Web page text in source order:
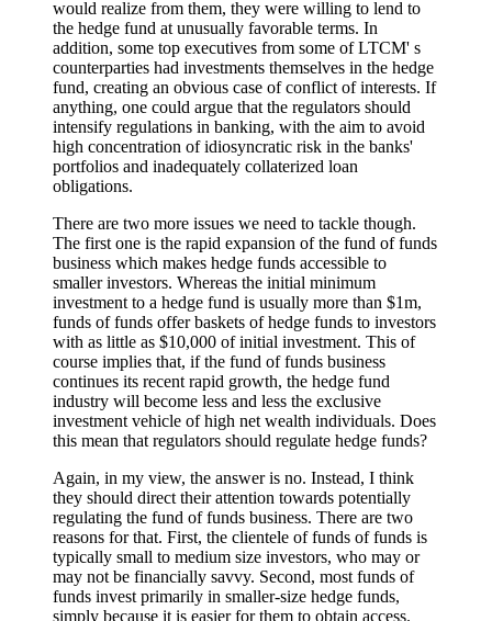
would realize from them, they were willing to lend to
the hedge fund at unusually favorable terms. In
addition, some top executives from some of LTCM' s
counterparties had investments themselves in the hedge
fund, creating an obvious case of conflict of interests. If
anything, one could argue that the regulators should
intensify regulations in banking, with the aim to avoid
high concentration of idiosyncratic risk in the banks'
portfolios and inadequately collaterized loan
obligations.
There are two more issues we need to tackle though.
The first one is the rapid expansion of the fund of funds
business which makes hedge funds accessible to
smaller investors. Whereas the initial minimum
investment to a hedge fund is usually more than $1m,
funds of funds offer baskets of hedge funds to investors
with as little as $10,000 of initial investment. This of
course implies that, if the fund of funds business
continues its recent rapid growth, the hedge fund
industry will become less and less the exclusive
investment vehicle of high net wealth individuals. Does
this mean that regulators should regulate hedge funds?
Again, in my view, the answer is no. Instead, I think
they should direct their attention towards potentially
regulating the fund of funds business. There are two
reasons for that. First, the clientele of funds of funds is
typically small to medium size investors, who may or
may not be financially savvy. Second, most funds of
funds invest primarily in smaller-size hedge funds,
simply because it is easier for them to obtain access.